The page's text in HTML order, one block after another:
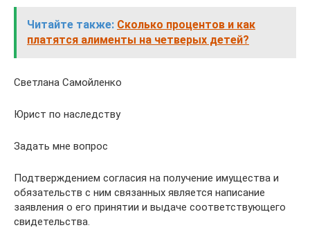
Читайте также: Сколько процентов и как
платятся алименты на четверых детей?
Светлана Самойленко
Юрист по наследству
Задать мне вопрос
Подтверждением согласия на получение имущества и
обязательств с ним связанных является написание
заявления о его принятии и выдаче соответствующего
свидетельства.